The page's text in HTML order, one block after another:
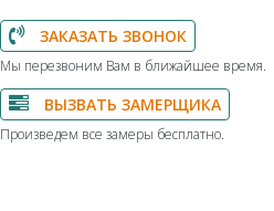
ЗАКАЗАТЬ ЗВОНОК
Мы перезвоним Вам в ближайшее время.
ВЫЗВАТЬ ЗАМЕРЩИКА
Произведем все замеры бесплатно.